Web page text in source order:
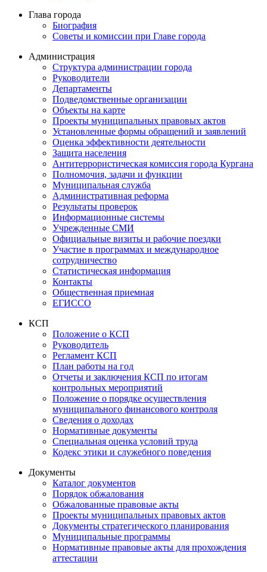
Глава города
Биография
Советы и комиссии при Главе города
Администрация
Структура администрации города
Руководители
Департаменты
Подведомственные организации
Объекты на карте
Проекты муниципальных правовых актов
Установленные формы обращений и заявлений
Оценка эффективности деятельности
Защита населения
Антитеррористическая комиссия города Кургана
Полномочия, задачи и функции
Муниципальная служба
Административная реформа
Результаты проверок
Информационные системы
Учрежденные СМИ
Официальные визиты и рабочие поездки
Участие в программах и международное
сотрудничество
Статистическая информация
Контакты
Общественная приемная
ЕГИССО
КСП
Положение о КСП
Руководитель
Регламент КСП
План работы на год
Отчеты и заключения КСП по итогам
контрольных мероприятий
Положение о порядке осуществления
муниципального финансового контроля
Сведения о доходах
Нормативные документы
Специальная оценка условий труда
Кодекс этики и служебного поведения
Документы
Каталог документов
Порядок обжалования
Обжалованные правовые акты
Проекты муниципальных правовых актов
Документы стратегического планирования
Муниципальные программы
Нормативные правовые акты для прохождения
аттестации